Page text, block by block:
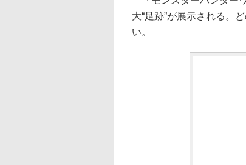
大“足跡”が展示される。
い。